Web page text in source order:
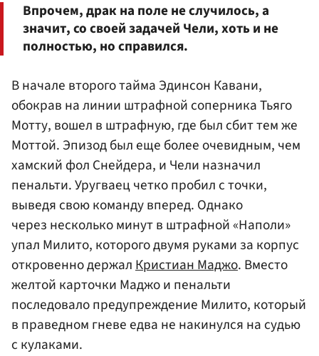
Впрочем, драк на поле не случилось, а
значит, со своей задачей Чели, хоть и не
полностью, но справился.
В начале второго тайма Эдинсон Кавани,
обокрав на линии штрафной соперника Тьяго
Мотту, вошел в штрафную, где был сбит тем же
Моттой. Эпизод был еще более очевидным, чем
хамский фол Снейдера, и Чели назначил
пенальти. Уругваец четко пробил с точки,
выведя свою команду вперед. Однако
через несколько минут в штрафной «Наполи»
упал Милито, которого двумя руками за корпус
откровенно держалКристиан Маджо. Вместо
желтой карточки Маджо и пенальти
последовало предупреждение Милито, который
в праведном гневе едва не накинулся на судью
с кулаками.